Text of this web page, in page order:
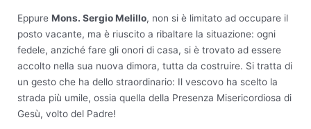
Eppure Mons. Sergio Melillo, non si è limitato ad occupare il
posto vacante, ma è riuscito a ribaltare la situazione: ogni
fedele, anziché fare gli onori di casa, si è trovato ad essere
accolto nella sua nuova dimora, tutta da costruire. Si tratta di
un gesto che ha dello straordinario: Il vescovo ha scelto la
strada più umile, ossia quella della Presenza Misericordiosa di
Gesù, volto del Padre!